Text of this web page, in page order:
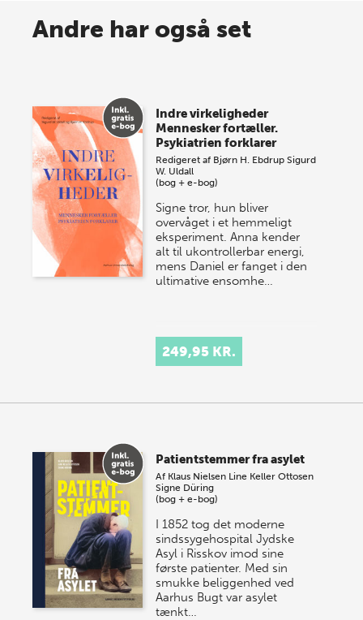
Spar op til 70% til sommer-
store sommer-lagersalg, så sæt kryds i kalenderen
onsdag den 10. j…
Andre har også set
Indre virkeligheder
Mennesker fortæller.
Psykiatrien forklarer
Redigeret af Bjørn H. Ebdrup Sigurd
W. Uldall
(bog + e-bog)
Signe tror, hun bliver
overvåget i et hemmeligt
eksperiment. Anna kender
alt til ukontrollerbar energi,
mens Daniel er fanget i den
ultimative ensomhe…
249,95 KR.
Patientstemmer fra asylet
Af Klaus Nielsen Line Keller Ottosen
Signe Düring
(bog + e-bog)
I 1852 tog det moderne
sindssygehospital Jydske
Asyl i Risskov imod sine
første patienter. Med sin
smukke beliggenhed ved
Aarhus Bugt var asylet
tænkt…